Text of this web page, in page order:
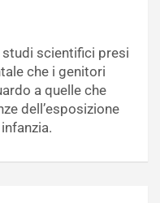
scientifici presi
che i genitori
a quelle che
dell’esposizione